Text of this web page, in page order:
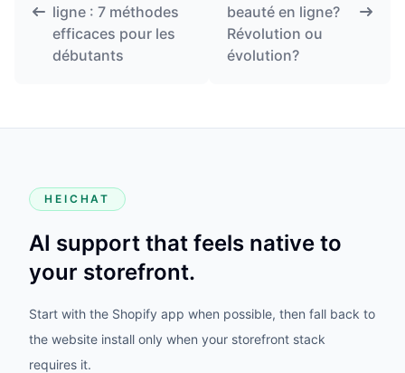
ligne : 7 méthodes
efficaces pour les
débutants
beauté en ligne?
Révolution ou
évolution?
HEICHAT
AI support that feels native to
your storefront.
Start with the Shopify app when possible, then fall back to
the website install only when your storefront stack
requires it.